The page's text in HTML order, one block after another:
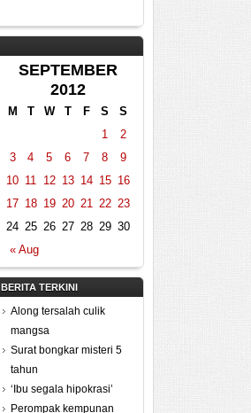
SEPTEMBER
2012
M T W T F S S
« Aug
1
2
3
4 5 6 7 8
9
10 11 12 13 14 15 16
17 18 19 20 21 22 23
24 25 26 27 28 29 30
BERITA TERKINI
Along tersalah culik
mangsa
Surat bongkar misteri 5
tahun
‘Ibu segala hipokrasi’
Perompak kempunan